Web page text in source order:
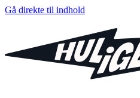
Gå direkte til indhold